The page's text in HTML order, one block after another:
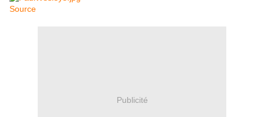
Source
Publicité